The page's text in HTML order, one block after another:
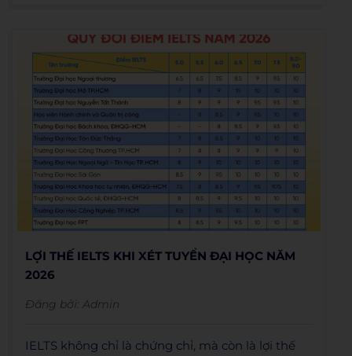
LỢI THẾ IELTS KHI XÉT TUYỂN ĐẠI HỌC NĂM
2026
Đăng bởi: Admin
IELTS không chỉ là chứng chỉ, mà còn là lợi thế